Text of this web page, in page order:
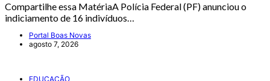
Compartilhe essa MatériaA Polícia Federal (PF) anunciou o
indiciamento de 16 indivíduos…
Portal Boas Novas
agosto 7, 2026
EDUCAÇÃO